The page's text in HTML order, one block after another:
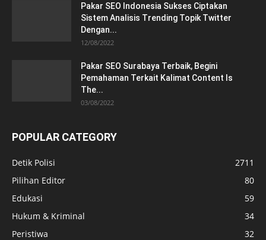
Pakar SEO Indonesia Sukses Ciptakan
Sistem Analisis Trending Topik Twitter
Dengan...
12/08/2022
Pakar SEO Surabaya Terbaik, Begini
Pemahaman Terkait Kalimat Content Is
The...
03/08/2022
POPULAR CATEGORY
Detik Polisi
2711
Pilihan Editor
80
Edukasi
59
Hukum & Kriminal
34
Peristiwa
32